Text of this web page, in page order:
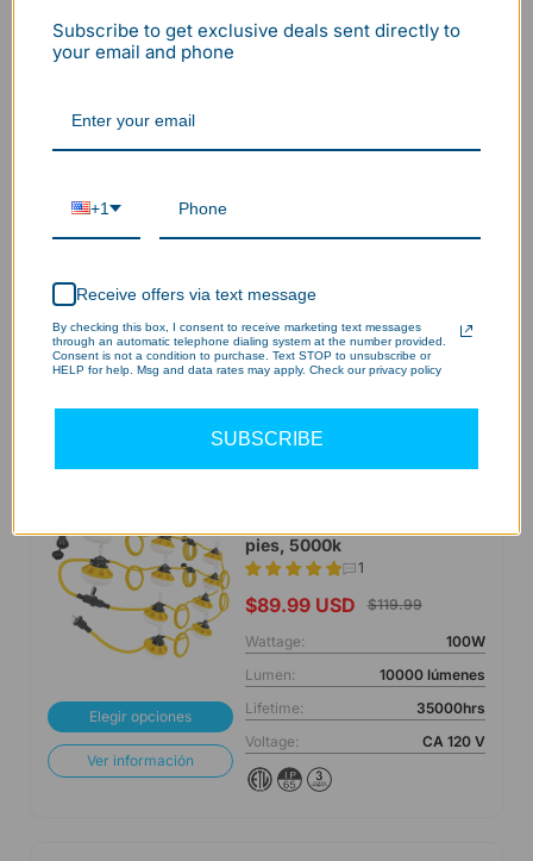
Ver información
Elegir opciones
Ver información
Cadena de luces LED de
pies, 5000k
1
$89.99 USD $119.99
Wattage:
100W
Lumen:
10000 lúmenes
Lifetime:
35000hrs
Voltage:
CA 120 V
Subscribe to get exclusive deals sent directly to
your email and phone
+1
Receive offers via text message
By checking this box, I consent to receive marketing text messages
through an automatic telephone dialing system at the number provided.
Consent is not a condition to purchase. Text STOP to unsubscribe or
HELP for help. Msg and data rates may apply. Check our privacy policy
SUBSCRIBE